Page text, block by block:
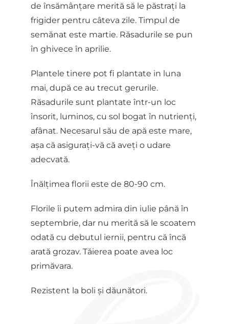
de însămânțare merită să le păstrați la
frigider pentru câteva zile. Timpul de
semănat este martie. Răsadurile se pun
în ghivece în aprilie.
Plantele tinere pot fi plantate in luna
mai, după ce au trecut gerurile.
Răsadurile sunt plantate într-un loc
însorit, luminos, cu sol bogat în nutrienți,
afânat. Necesarul său de apă este mare,
așa că asigurați-vă că aveți o udare
adecvată.
Înălțimea florii este de 80-90 cm.
Florile îi putem admira din iulie până în
septembrie, dar nu merită să le scoatem
odată cu debutul iernii, pentru că încă
arată grozav. Tăierea poate avea loc
primăvara.
Rezistent la boli și dăunători.